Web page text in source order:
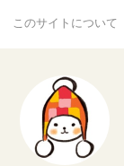
このサイトについて